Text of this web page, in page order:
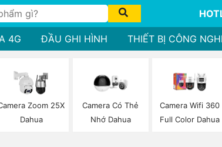
4G ĐẦU GHI HÌNH THIẾT BỊ CÔNG
Zoom 25X
Dahua
Camera Có Thẻ
Nhớ Dahua
Camera Wifi 360
Full Color Dahua